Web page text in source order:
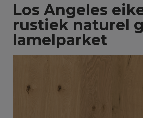
Los Angeles
rustiek naturel
lamelparket